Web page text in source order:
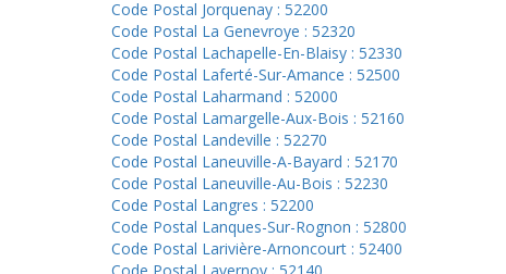
Code Postal Jorquenay : 52200
Code Postal La Genevroye : 52320
Code Postal Lachapelle-En-Blaisy : 52330
Code Postal Laferté-Sur-Amance : 52500
Code Postal Laharmand : 52000
Code Postal Lamargelle-Aux-Bois : 52160
Code Postal Landeville : 52270
Code Postal Laneuville-A-Bayard : 52170
Code Postal Laneuville-Au-Bois : 52230
Code Postal Langres : 52200
Code Postal Lanques-Sur-Rognon : 52800
Code Postal Larivière-Arnoncourt : 52400